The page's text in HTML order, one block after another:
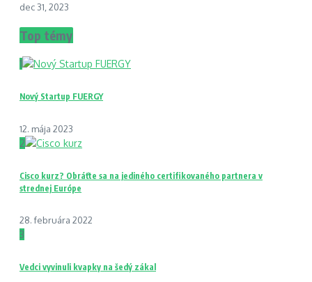
dec 31, 2023
Top témy
1
Nový Startup FUERGY
12. mája 2023
2
Cisco kurz? Obráťte sa na jediného certifikovaného partnera v
strednej Európe
28. februára 2022
3
Vedci vyvinuli kvapky na šedý zákal